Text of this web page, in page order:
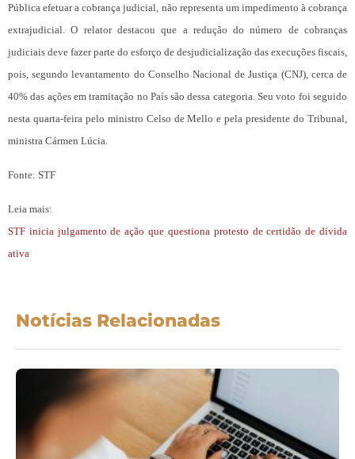
Pública efetuar a cobrança judicial, não representa um impedimento à cobrança
extrajudicial. O relator destacou que a redução do número de cobranças
judiciais deve fazer parte do esforço de desjudicialização das execuções fiscais,
pois, segundo levantamento do Conselho Nacional de Justiça (CNJ), cerca de
40% das ações em tramitação no País são dessa categoria. Seu voto foi seguido
nesta quarta-feira pelo ministro Celso de Mello e pela presidente do Tribunal,
ministra Cármen Lúcia.
Fonte: STF
Leia mais:
STF inicia julgamento de ação que questiona protesto de certidão de dívida
ativa
Notícias Relacionadas